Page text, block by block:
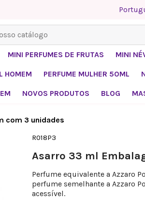
MINI PERFUMES DE FRUTAS MINI
HOMEM PERFUME MULHER 50ML
NOVOS PRODUTOS BLOG
com 3 unidades
R018P3
Asarro 33 ml
Perfume equivalente a Azzaro
perfume semelhante a Azzaro
acessível.